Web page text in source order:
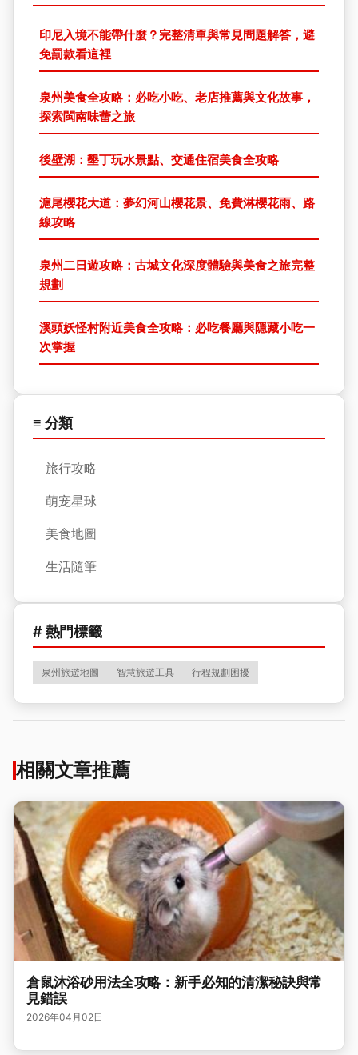
印尼入境不能帶什麼？完整清單與常見問題解答，避
免罰款看這裡
泉州美食全攻略：必吃小吃、老店推薦與文化故事，
探索閩南味蕾之旅
後壁湖：墾丁玩水景點、交通住宿美食全攻略
滬尾櫻花大道：夢幻河山櫻花景、免費淋櫻花雨、路
線攻略
泉州二日遊攻略：古城文化深度體驗與美食之旅完整
規劃
溪頭妖怪村附近美食全攻略：必吃餐廳與隱藏小吃一
次掌握
≡ 分類
旅行攻略
萌宠星球
美食地圖
生活隨筆
# 熱門標籤
泉州旅遊地圖 智慧旅遊工具 行程規劃困擾
相關文章推薦
倉鼠沐浴砂用法全攻略：新手必知的清潔秘訣與常
見錯誤
2026年04月02日